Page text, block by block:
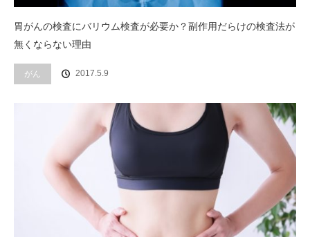
胃がんの検査にバリウム検査が必要か？副作用だらけの検査法が
無くならない理由
がん 2017.5.9